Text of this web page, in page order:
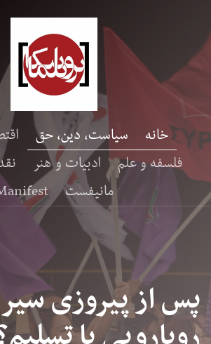
خانه سیاست، دین، حق
فلسفه و علم
ادبیات و هنر
مانیفست
پس از پیروزی